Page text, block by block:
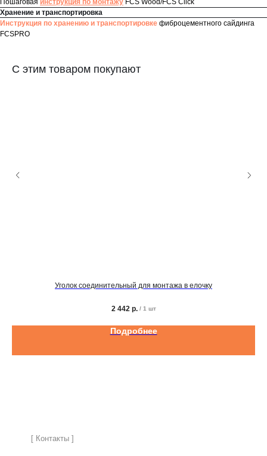
Пошаговая инструкция по монтажу FCS Wood/FCS Click
Хранение и транспортировка
Инструкция по хранению и транспортировке фиброцементного сайдинга
FCSPRO
С этим товаром покупают
Уголок соединительный для монтажа в елочку
2 442 р. / 1 шт
Подробнее
[ Контакты ]